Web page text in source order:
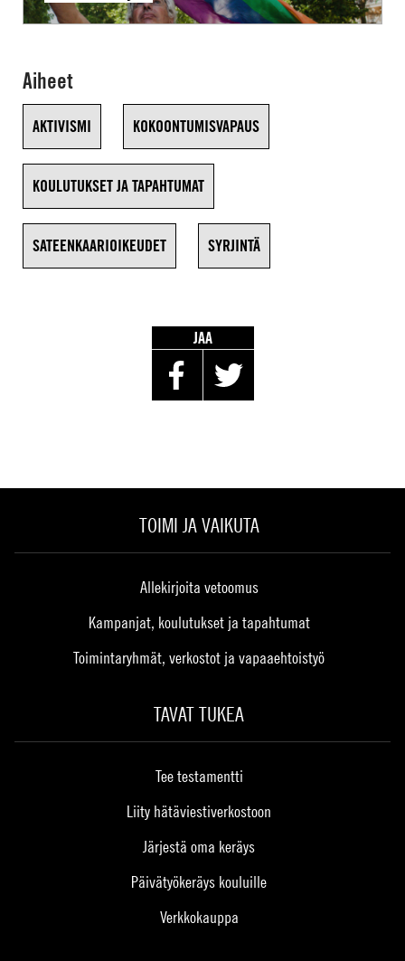
Aiheet
AKTIVISMI KOKOONTUMISVAPAUS
KOULUTUKSET JA TAPAHTUMAT
SATEENKAARIOIKEUDET SYRJINTÄ
JAA
TOIMI JA VAIKUTA
Allekirjoita vetoomus
Kampanjat, koulutukset ja tapahtumat
Toimintaryhmät, verkostot ja vapaaehtoistyö
TAVAT TUKEA
Tee testamentti
Liity hätäviestiverkostoon
Järjestä oma keräys
Päivätyökeräys kouluille
Verkkokauppa